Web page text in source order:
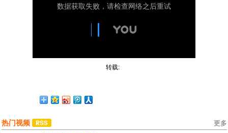
转载:
热门视频 更多